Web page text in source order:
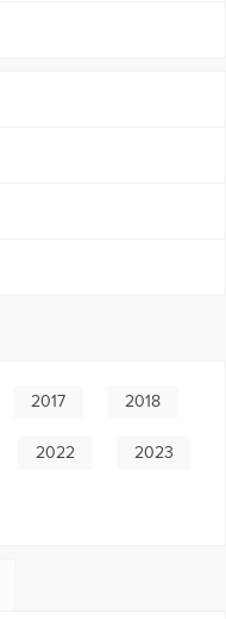
2017 2018
2022 2023